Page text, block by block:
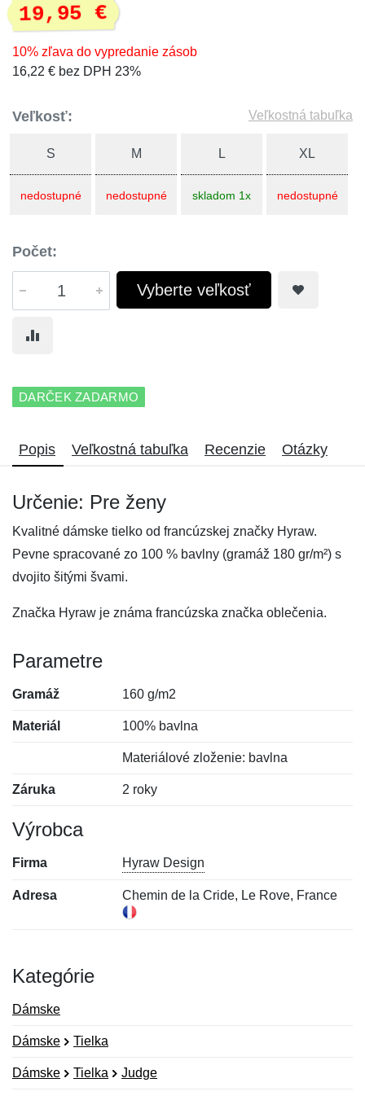
19,95 €
10% zľava do vypredanie zásob
16,22 € bez DPH 23%
Veľkosť: Veľkostná tabuľka
S
nedostupné
M
nedostupné
L
skladom 1x
XL
nedostupné
Počet:
Vyberte veľkosť
DARČEK ZADARMO
Popis Veľkostná tabuľka Recenzie Otázky
Určenie: Pre ženy
Kvalitné dámske tielko od francúzskej značky Hyraw.
Pevne spracované zo 100 % bavlny (gramáž 180 gr/m²) s
dvojito šitými švami.
Značka Hyraw je známa francúzska značka oblečenia.
Parametre
Gramáž 160 g/m2
Materiál 100% bavlna
Materiálové zloženie: bavlna
Záruka 2 roky
Výrobca
Firma Hyraw Design
Adresa Chemin de la Cride, Le Rove, France
Kategórie
Dámske
Dámske Tielka
Dámske Tielka Judge